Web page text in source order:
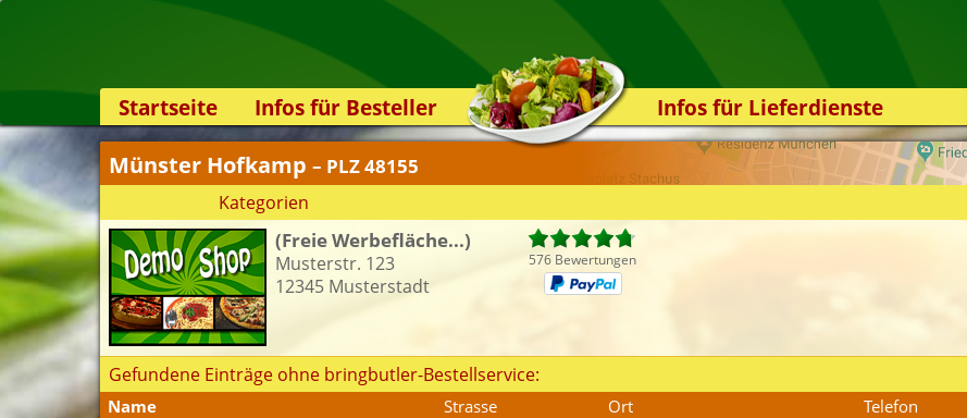
Startseite
Infos für Besteller
Lieferservice-App
Weiterempfehlen
Newsletter
Sicherheit
Kontakt
Infos für Lieferdienste
Kassensystem
Zuverlässigkeit
Münster Hofkamp – PLZ 48155
Kategorien
(Freie Werbefläche...)
Musterstr. 123
12345 Musterstadt
576 Bewertungen
Gefundene Einträge ohne bringbutler-Bestellservice:
Name Strasse Ort
Telefon